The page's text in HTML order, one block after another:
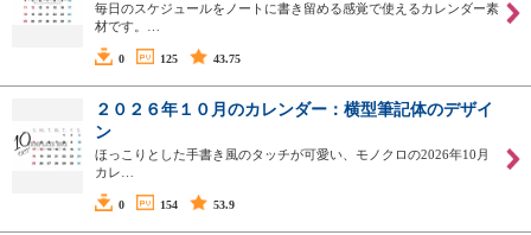
毎日のスケジュールをノートに書き留める感覚で使えるカレンダー素
材です。…
0 125 43.75
２０２６年１０月のカレンダー：横型筆記体のデザイ
ン
ほっこりとした手書き風のタッチが可愛い、モノクロの2026年10月
カレ…
0 154 53.9